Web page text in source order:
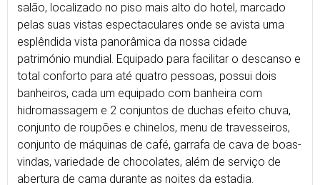
salão, localizado no piso mais alto do hotel, marcado
pelas suas vistas espectaculares onde se avista uma
esplêndida vista panorâmica da nossa cidade
património mundial. Equipado para facilitar o descanso e
total conforto para até quatro pessoas, possui dois
banheiros, cada um equipado com banheira com
hidromassagem e 2 conjuntos de duchas efeito chuva,
conjunto de roupões e chinelos, menu de travesseiros,
conjunto de máquinas de café, garrafa de cava de boas-
vindas, variedade de chocolates, além de serviço de
abertura de cama durante as noites da estadia.